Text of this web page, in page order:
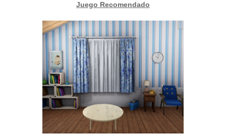
Juego Recomendado